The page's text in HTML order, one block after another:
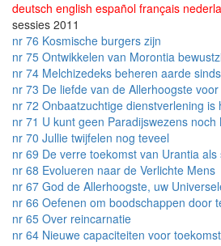
deutsch english español français
sessies 2011
nr 76 Kosmische burgers zijn
nr 75 Ontwikkelen van Morontia
nr 74 Melchizedeks beheren aarde
nr 73 De liefde van de Allerhoogste voor
nr 72 Onbaatzuchtige dienstverlening is
nr 71 U kunt geen Paradijswezens
nr 70 Jullie twijfelen nog teveel
nr 69 De verre toekomst van Urantia als
nr 68 Evolueren naar de Verlichte Mens
nr 67 God de Allerhoogste, uw
nr 66 Oefenen om boodschappen door
nr 65 Over reincarnatie
nr 64 Nieuwe capaciteiten voor